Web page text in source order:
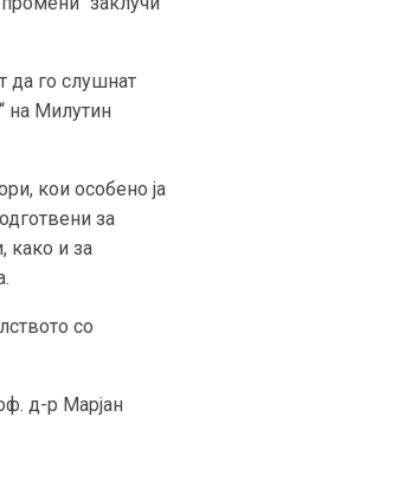
да го слушнат
на Милутин
кои особено ја
за
како и за
со
д-р Марјан